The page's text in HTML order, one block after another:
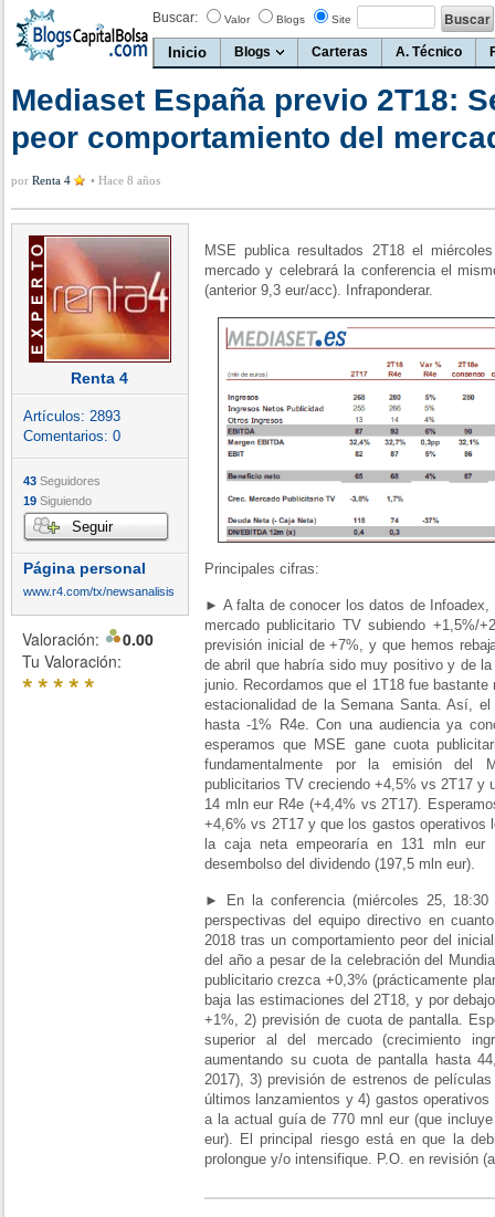
Buscar: Valor Blogs Site
Inicio Blogs Carteras A. Técnico
Mediaset España previo 2T18:
peor comportamiento del
por Renta 4 • Hace 8 años
Renta 4
Artículos: 2893
Comentarios: 0
43 Seguidores
19 Siguiendo
Seguir
Página personal
www.r4.com/tx/newsanalisis
Valoración:
0.00
Tu Valoración:
*****
MSE publica resultados 2T18 el
mercado y celebrará la conferencia el
(anterior 9,3 eur/acc). Infraponderar.
Principales cifras:
► A falta de conocer los datos de
mercado publicitario TV subiendo +1,5%/
previsión inicial de +7%, y que hemos
de abril que habría sido muy positivo y de
junio. Recordamos que el 1T18 fue
estacionalidad de la Semana Santa. Así,
hasta -1% R4e. Con una audiencia ya
esperamos que MSE gane cuota
fundamentalmente por la emisión del
publicitarios TV creciendo +4,5% vs 2T17 y
14 mln eur R4e (+4,4% vs 2T17).
+4,6% vs 2T17 y que los gastos operativos
la caja neta empeoraría en 131 mln
desembolso del dividendo (197,5 mln eur).
► En la conferencia (miércoles 25, 18:30
perspectivas del equipo directivo en
2018 tras un comportamiento peor del
del año a pesar de la celebración del
publicitario crezca +0,3% (prácticamente
baja las estimaciones del 2T18, y por
+1%, 2) previsión de cuota de pantalla.
superior al del mercado (crecimiento
aumentando su cuota de pantalla hasta
2017), 3) previsión de estrenos de
últimos lanzamientos y 4) gastos
a la actual guía de 770 mnl eur (que
eur). El principal riesgo está en que la
prolongue y/o intensifique. P.O. en revisión